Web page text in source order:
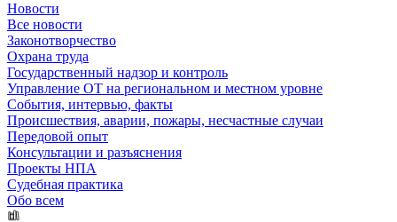
Новости
Все новости
Законотворчество
Охрана труда
Государственный надзор и контроль
Управление ОТ на региональном и местном уровне
События, интервью, факты
Происшествия, аварии, пожары, несчастные случаи
Передовой опыт
Консультации и разъяснения
Проекты НПА
Судебная практика
Обо всем